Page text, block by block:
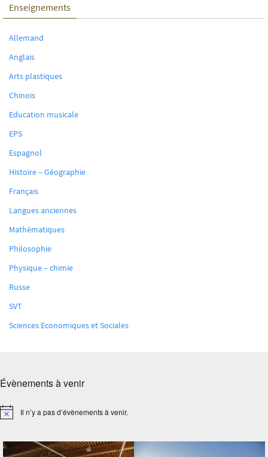
Enseignements
Allemand
Anglais
Arts plastiques
Chinois
Education musicale
EPS
Espagnol
Histoire – Géographie
Français
Langues anciennes
Mathématiques
Philosophie
Physique – chimie
Russe
SVT
Sciences Economiques et Sociales
Évènements à venir
Notice Il n’y a pas d’évènements à venir.